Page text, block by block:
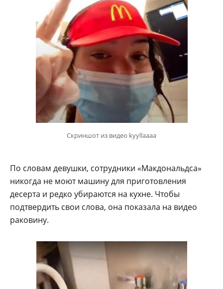
Скриншот из видео kyyllaaaa
По словам девушки, сотрудники «Макдональдса»
никогда не моют машину для приготовления
десерта и редко убираются на кухне. Чтобы
подтвердить свои слова, она показала на видео
раковину.